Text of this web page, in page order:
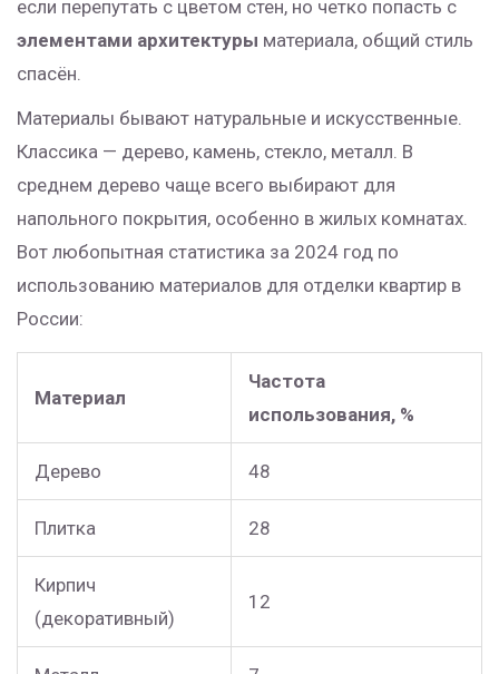
если перепутать с цветом стен, но четко попасть с
элементами архитектуры материала, общий стиль
спасён.
Материалы бывают натуральные и искусственные.
Классика — дерево, камень, стекло, металл. В
среднем дерево чаще всего выбирают для
напольного покрытия, особенно в жилых комнатах.
Вот любопытная статистика за 2024 год по
использованию материалов для отделки квартир в
России:
Материал
Частота
использования, %
Дерево 48
Плитка 28
Кирпич
(декоративный)
12